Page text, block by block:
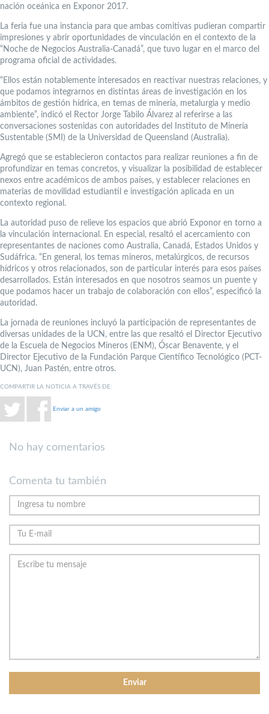
nación oceánica en Exponor 2017.
La feria fue una instancia para que ambas comitivas pudieran compartir
impresiones y abrir oportunidades de vinculación en el contexto de la
“Noche de Negocios Australia-Canadá”, que tuvo lugar en el marco del
programa oficial de actividades.
“Ellos están notablemente interesados en reactivar nuestras relaciones, y
que podamos integrarnos en distintas áreas de investigación en los
ámbitos de gestión hídrica, en temas de minería, metalurgia y medio
ambiente”, indicó el Rector Jorge Tabilo Álvarez al referirse a las
conversaciones sostenidas con autoridades del Instituto de Minería
Sustentable (SMI) de la Universidad de Queensland (Australia).
Agregó que se establecieron contactos para realizar reuniones a fin de
profundizar en temas concretos, y visualizar la posibilidad de establecer
nexos entre académicos de ambos países, y establecer relaciones en
materias de movilidad estudiantil e investigación aplicada en un
contexto regional.
La autoridad puso de relieve los espacios que abrió Exponor en torno a
la vinculación internacional. En especial, resaltó el acercamiento con
representantes de naciones como Australia, Canadá, Estados Unidos y
Sudáfrica. “En general, los temas mineros, metalúrgicos, de recursos
hídricos y otros relacionados, son de particular interés para esos países
desarrollados. Están interesados en que nosotros seamos un puente y
que podamos hacer un trabajo de colaboración con ellos”, especificó la
autoridad.
La jornada de reuniones incluyó la participación de representantes de
diversas unidades de la UCN, entre las que resaltó el Director Ejecutivo
de la Escuela de Negocios Mineros (ENM), Óscar Benavente, y el
Director Ejecutivo de la Fundación Parque Científico Tecnológico (PCT-
UCN), Juan Pastén, entre otros.
COMPARTIR LA NOTICIA A TRAVÉS DE:
Enviar a un amigo
No hay comentarios
Comenta tu también